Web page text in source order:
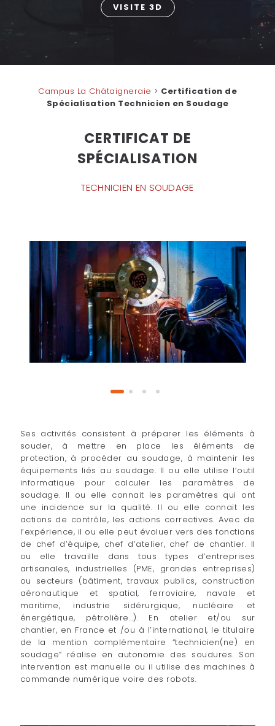
VISITE 3D
Campus La Châtaigneraie > Certification de
Spécialisation Technicien en Soudage
CERTIFICAT DE
SPÉCIALISATION
TECHNICIEN EN SOUDAGE
Ses activités consistent à préparer les éléments à
souder, à mettre en place les éléments de
protection, à procéder au soudage, à maintenir les
équipements liés au soudage. Il ou elle utilise l’outil
informatique pour calculer les paramètres de
soudage. Il ou elle connait les paramètres qui ont
une incidence sur la qualité. Il ou elle connait les
actions de contrôle, les actions correctives. Avec de
l’expérience, il ou elle peut évoluer vers des fonctions
de chef d’équipe, chef d’atelier, chef de chantier. Il
ou elle travaille dans tous types d’entreprises
artisanales, industrielles (PME, grandes entreprises)
ou secteurs (bâtiment, travaux publics, construction
aéronautique et spatial, ferroviaire, navale et
maritime,
industrie sidérurgique, nucléaire et
énergétique, pétrolière…). En atelier et/ou sur
chantier, en France et /ou à l’international, le titulaire
de la mention complémentaire “technicien(ne) en
soudage” réalise en autonomie des soudures. Son
intervention est manuelle ou il utilise des machines à
commande numérique voire des robots.